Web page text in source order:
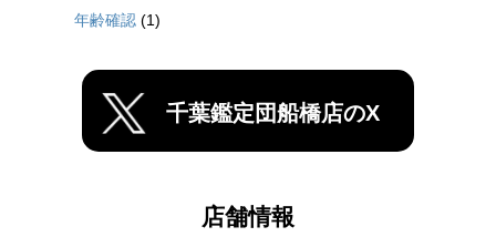
年齢確認 (1)
千葉鑑定団船橋店のX
店舗情報